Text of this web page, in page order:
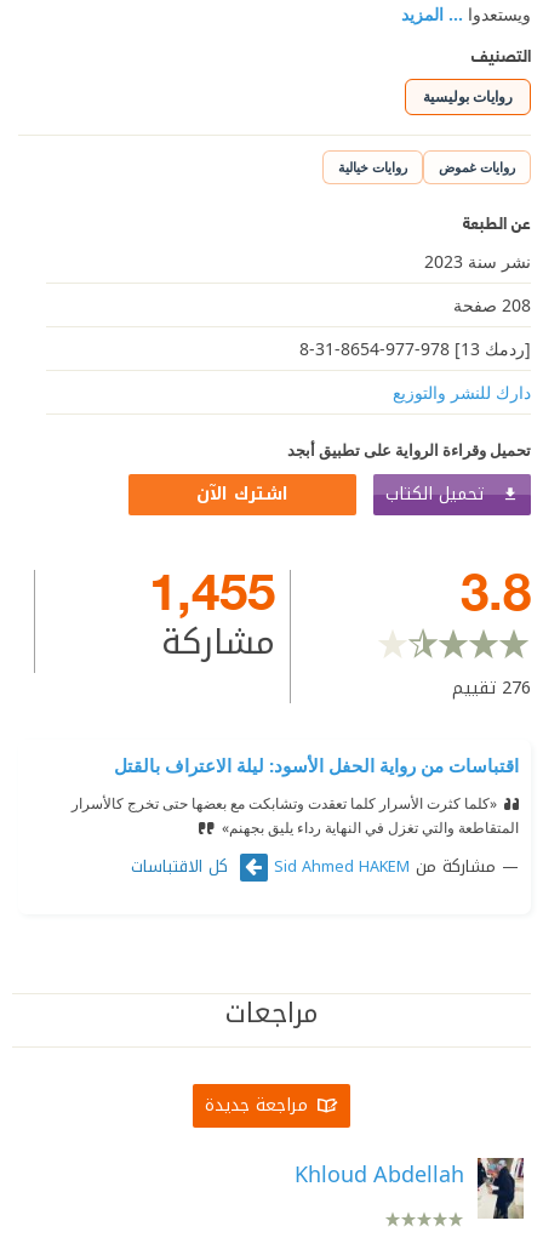
ويستعدوا ... المزيد
التصنيف
روايات بوليسية
روايات غموض روايات خيالية
عن الطبعة
نشر سنة 2023
208 صفحة
[ردمك 13] 978-977-8654-31-8
دارك للنشر والتوزيع
تحميل وقراءة الرواية على تطبيق أبجد
تحميل الكتاب اشترك الآن
3.8
276 تقييم
1,455
مشاركة
اقتباسات من رواية الحفل الأسود: ليلة الاعتراف بالقتل
«كلما كثرت الأسرار كلما تعقدت وتشابكت مع بعضها حتى تخرج كالأسرار
المتقاطعة والتي تغزل في النهاية رداء يليق بجهنم»
مشاركة من Sid Ahmed HAKEM كل الاقتباسات
مراجعات
مراجعة جديدة
Khloud Abdellah